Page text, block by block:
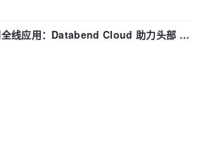
全线应用：Databend Cloud 助力头部 AI
数据管道